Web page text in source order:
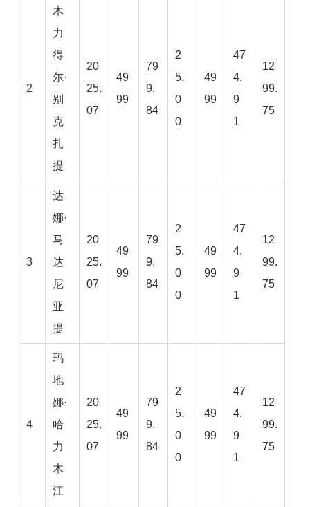
2
木
力
得
尔·
别
克
扎
提
20
25.
07
49
99
79
9.
84
2
5.
0
0
49
99
47
4.
9
1
12
99.
75
3
达
娜·
马
达
尼
亚
提
20
25.
07
49
99
79
9.
84
2
5.
0
0
49
99
47
4.
9
1
12
99.
75
4
玛
地
娜·
哈
力
木
江
20
25.
07
49
99
79
9.
84
2
5.
0
0
49
99
47
4.
9
1
12
99.
75